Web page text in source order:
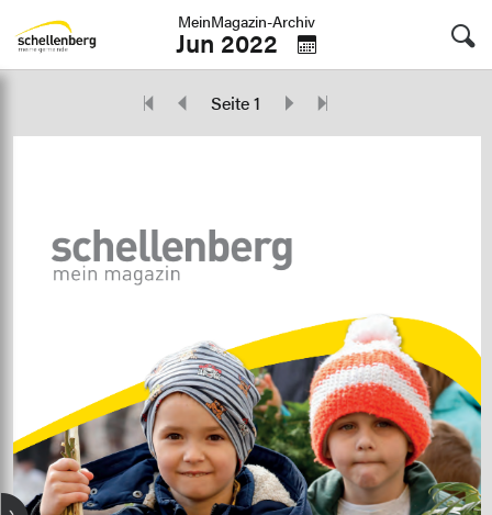
MeinMagazin-Archiv
Jun 2022
Seite 1